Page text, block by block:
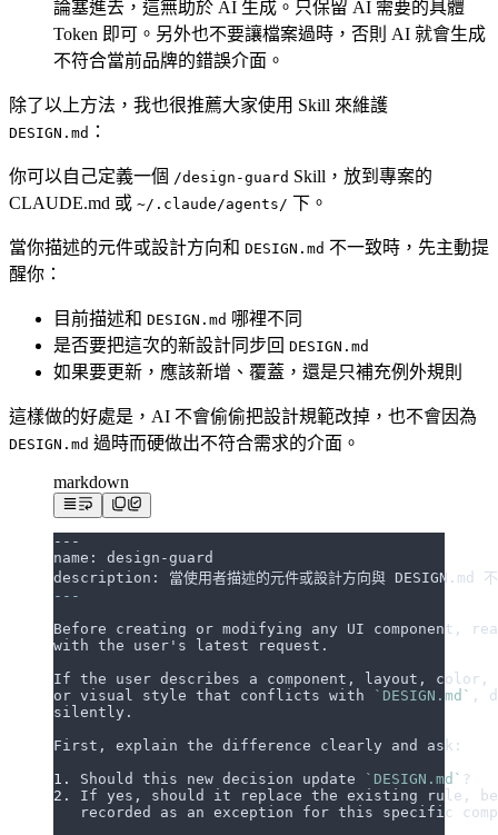
論塞進去，這無助於 AI 生成。只保留 AI 需要的具體
Token 即可。另外也不要讓檔案過時，否則 AI 就會生成
不符合當前品牌的錯誤介面。
除了以上方法，我也很推薦大家使用 Skill 來維護
DESIGN.md ：
你可以自己定義一個 /design-guard Skill，放到專案的
CLAUDE.md 或 ~/.claude/agents/ 下。
當你描述的元件或設計方向和 DESIGN.md 不一致時，先主動提
醒你：
目前描述和 DESIGN.md 哪裡不同
是否要把這次的新設計同步回 DESIGN.md
如果要更新，應該新增、覆蓋，還是只補充例外規則
這樣做的好處是，AI 不會偷偷把設計規範改掉，也不會因為
DESIGN.md 過時而硬做出不符合需求的介面。
markdown
---
name: design-guard
description: 當使用者描述的元件或設計方向與 DESIGN.md 不
---
Before creating or modifying any UI component,
with the user's latest request.
If the user describes a component, layout, color,
or visual style that conflicts with
`DESIGN.md` ,
silently.
First, explain the difference clearly and ask:
1.
Should this new decision update `DESIGN.md` ?
2.
If yes, should it replace the existing rule, be
recorded as an exception for this specific